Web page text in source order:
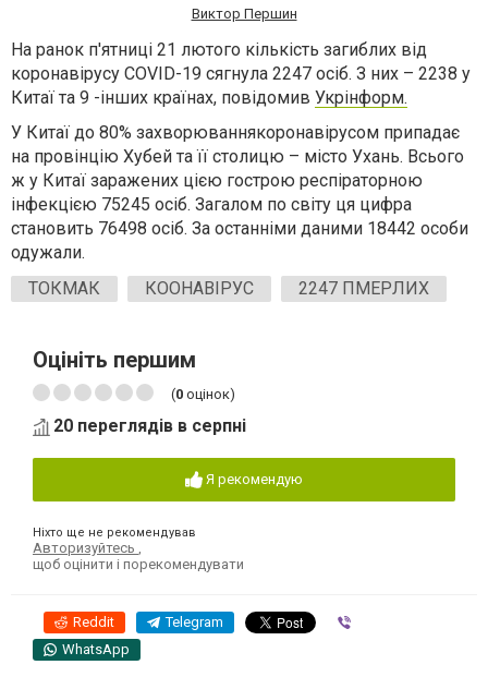
Виктор Першин
На ранок п'ятниці 21 лютого кількість загиблих від
коронавірусу COVID-19 сягнула 2247 осіб. З них – 2238 у
Китаї та 9 -інших країнах, повідомив Укрінформ.
У Китаї до 80% захворюваннякоронавірусом припадає
на провінцію Хубей та її столицю – місто Ухань. Всього
ж у Китаї заражених цією гострою респіраторною
інфекцією 75245 осіб. Загалом по світу ця цифра
становить 76498 осіб. За останніми даними 18442 особи
одужали.
ТОКМАК
КООНАВІРУС 2247 ПМЕРЛИХ
Оцініть першим
(0 оцінок)
20 переглядів в серпні
Я рекомендую
Ніхто ще не рекомендував
Авторизуйтесь ,
щоб оцінити і порекомендувати
Reddit Telegram
WhatsApp